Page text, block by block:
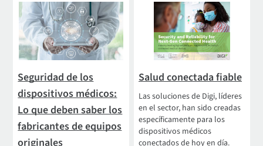
Seguridad de los
dispositivos médicos:
Lo que deben saber los
fabricantes de equipos
originales
Salud conectada fiable
Las soluciones de Digi, líderes
en el sector, han sido creadas
específicamente para los
dispositivos médicos
conectados de hoy en día.